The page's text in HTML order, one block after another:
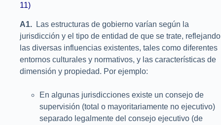
11)
A1.
Las estructuras de gobierno varían según la
jurisdicción y el tipo de entidad de que se trate, reflejando
las diversas influencias existentes, tales como diferentes
entornos culturales y normativos, y las características de
dimensión y propiedad. Por ejemplo:
En algunas jurisdicciones existe un consejo de
supervisión (total o mayoritariamente no ejecutivo)
separado legalmente del consejo ejecutivo (de